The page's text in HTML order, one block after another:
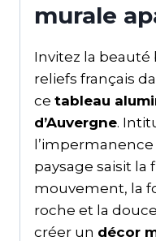
murale
Invitez la beauté
reliefs français
ce tableau
d’Auvergne.
paysage saisit la
mouvement, la
roche et la
créer un décor